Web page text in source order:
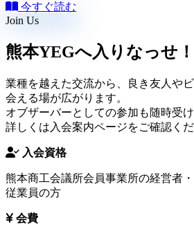
今すぐ読む
Join Us
熊本YEGへ入りなっせ！
業種を越えた交流から、良き友人や
会える場が広がります。
オブザーバーとしての参加も随時受け
詳しくは入会案内ページをご確認くだ
入会資格
熊本商工会議所会員事業所の経営者
従業員の方
会費